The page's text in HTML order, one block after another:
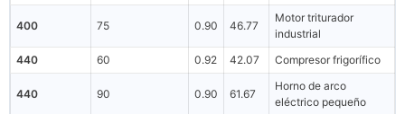
400 75 0.90 46.77
Motor triturador
industrial
440
60 0.92 42.07 Compresor frigorífico
440 90 0.90 61.67
Horno de arco
eléctrico pequeño